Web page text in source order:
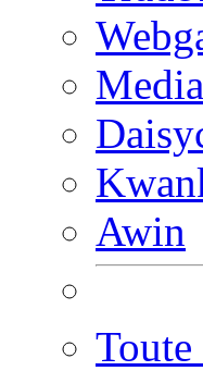
Awin